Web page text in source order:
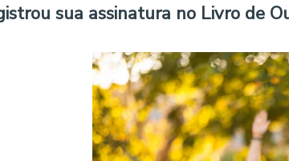
sua assinatura no Livro de